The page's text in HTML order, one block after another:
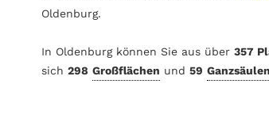
Oldenburg.
In Oldenburg können Sie aus über 357
sich 298 Großflächen und 59 Ganzsäulen